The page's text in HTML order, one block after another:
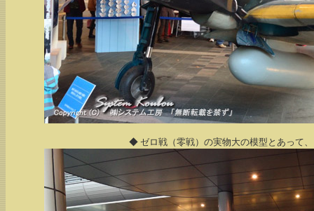
◆ ゼロ戦（零戦）の実物大の模型とあって